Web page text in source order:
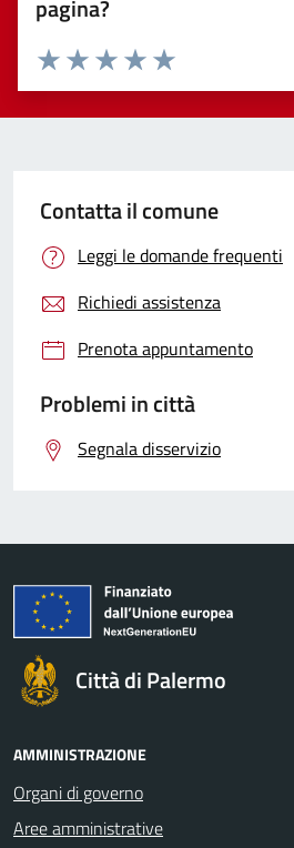
pagina?
Valuta 5 stelle su 5
Valuta 4 stelle su 5
Valuta 3 stelle su 5
Valuta 2 stelle su 5
Valuta 1 stelle su 5
Contatta il comune
Leggi le domande frequenti
Richiedi assistenza
Prenota appuntamento
Problemi in città
Segnala disservizio
Città di Palermo
AMMINISTRAZIONE
Organi di governo
Aree amministrative